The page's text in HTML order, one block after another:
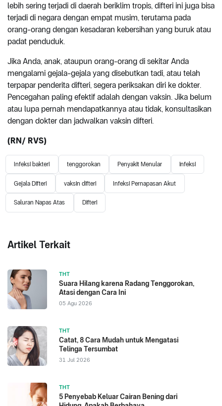
lebih sering terjadi di daerah beriklim tropis, difteri ini juga bisa
terjadi di negara dengan empat musim, terutama pada
orang-orang dengan kesadaran kebersihan yang buruk atau
padat penduduk.
Jika Anda, anak, ataupun orang-orang di sekitar Anda
mengalami gejala-gejala yang disebutkan tadi, atau telah
terpapar penderita difteri, segera periksakan diri ke dokter.
Pencegahan paling efektif adalah dengan vaksin. Jika belum
atau lupa pernah mendapatkannya atau tidak, konsultasikan
dengan dokter dan jadwalkan vaksin difteri.
(RN/ RVS)
Infeksi bakteri tenggorokan Penyakit Menular infeksi
Gejala Difteri vaksin difteri Infeksi Pernapasan Akut
Saluran Napas Atas Difteri
Artikel Terkait
THT
Suara Hilang karena Radang Tenggorokan,
Atasi dengan Cara Ini
05 Agu 2026
THT
Catat, 8 Cara Mudah untuk Mengatasi
Telinga Tersumbat
31 Jul 2026
THT
5 Penyebab Keluar Cairan Bening dari